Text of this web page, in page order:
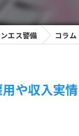
エス警備 コラム
や収入実